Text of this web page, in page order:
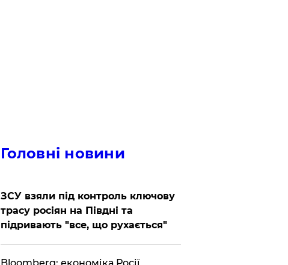
Головні новини
ЗСУ взяли під контроль ключову
трасу росіян на Півдні та
підривають "все, що рухається"